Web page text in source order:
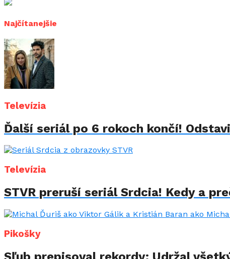
Najčítanejšie
Televízia
Ďalší seriál po 6 rokoch končí!
Televízia
STVR preruší seriál Srdcia! Kedy a
Pikošky